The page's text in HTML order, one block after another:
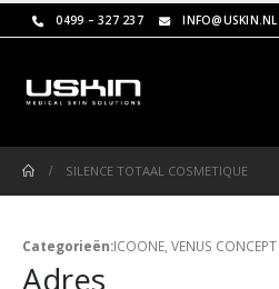
0499 – 327 237 INFO@USKIN.NL
SILENCE TOTAAL COSMETIQUE
Categorieën:ICOONE, VENUS CONCEPT
Adres